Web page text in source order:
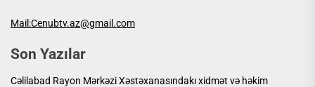
Mail:Cenubtv.az@gmail.com
Son Yazılar
Cəlilabad Rayon Mərkəzi Xəstəxanasındakı xidmət və həkim